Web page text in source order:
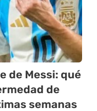
de Messi: qué
de
semanas